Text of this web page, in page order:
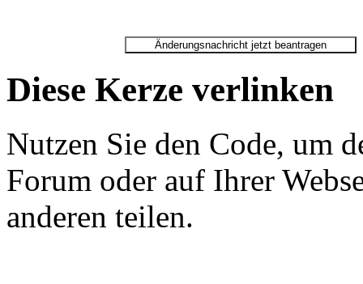
Diese Kerze verlinken
Nutzen Sie den Code, um
Forum oder auf Ihrer
anderen teilen.